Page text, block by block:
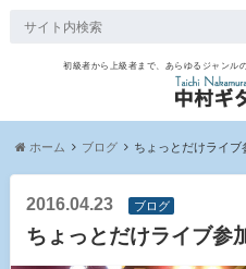
初級者から上級者まで、あらゆるジャンル
ホーム ブログ ちょっとだけライブ
2016.04.23 ブログ
ちょっとだけライブ参